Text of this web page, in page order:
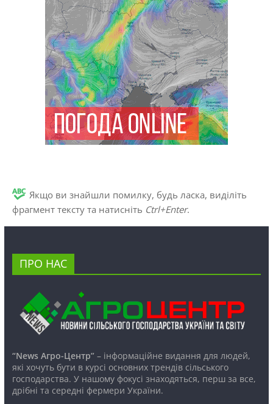
Якщо ви знайшли помилку, будь ласка, виділіть
фрагмент тексту та натисніть Ctrl+Enter.
ПРО НАС
“News Агро-Центр”– інформаційне видання для людей,
які хочуть бути в курсі основних трендів сільського
господарства. У нашому фокусі знаходяться, перш за все,
дрібні та середні фермери України.